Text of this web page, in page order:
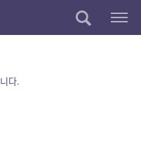
다.